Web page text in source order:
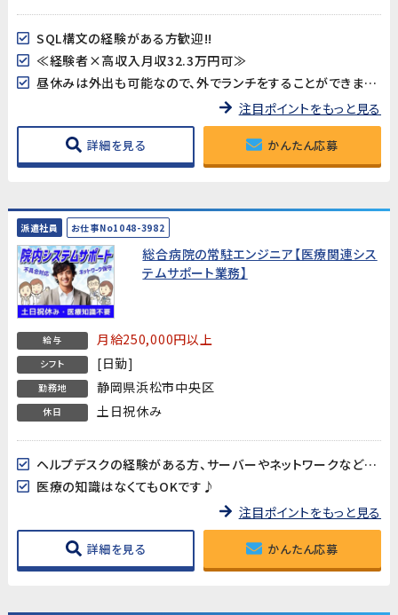
SQL構文の経験がある方歓迎!!
≪経験者×高収入月収32.3万円可≫
昼休みは外出も可能なので、外でランチをすることができます◎
注目ポイントをもっと見る
詳細を見る かんたん応募
派遣社員 お仕事No1048-3982
総合病院の常駐エンジニア【医療関連シス
テムサポート業務】
給与 月給250,000円以上
シフト [日勤]
勤務地 静岡県浜松市中央区
休日 土日祝休み
ヘルプデスクの経験がある方、サーバーやネットワークなどの知識がある方歓迎!
医療の知識はなくてもOKです♪
注目ポイントをもっと見る
詳細を見る かんたん応募